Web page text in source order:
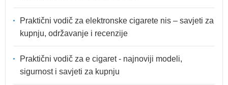
Praktični vodič za elektronske cigarete nis – savjeti za
kupnju, održavanje i recenzije
Praktični vodič za e cigaret - najnoviji modeli,
sigurnost i savjeti za kupnju